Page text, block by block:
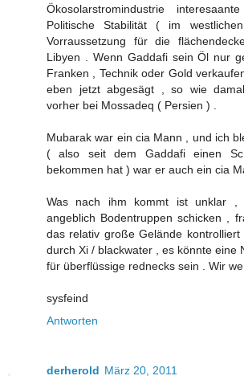
Ökosolarstromindustrie
Politische Stabilität ( im
Vorraussetzung für die
Libyen . Wenn Gaddafi sein Öl nur
Franken , Technik oder Gold
eben jetzt abgesägt , so wie
vorher bei Mossadeq ( Persien ) .
Mubarak war ein cia Mann , und ich
( also seit dem Gaddafi einen
bekommen hat ) war er auch ein cia
Was nach ihm kommt ist unklar ,
angeblich Bodentruppen schicken ,
das relativ große Gelände
durch Xi / blackwater , es könnte eine
für überflüssige rednecks sein . Wir
sysfeind
Antworten
derherold März 20, 2011